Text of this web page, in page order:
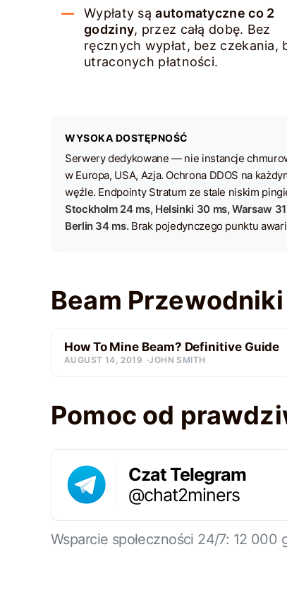
Wypłaty sąautomatyczne co 2
godziny, przez całą dobę. Bez
ręcznych wypłat, bez czekania,
utraconych płatności.
WYSOKA DOSTĘPNOŚĆ
Serwery dedykowane — nie instancje
w Europa, USA, Azja. Ochrona DDOS na
węźle. Endpointy Stratum ze stale niskim
Stockholm 24 ms, Helsinki 30 ms, Warsaw
Berlin 34 ms.Brak pojedynczego punktu
Beam
How To Mine Beam? Definitive Guide
AUGUST 14, 2019 JOHN SMITH
Pomoc od
Czat Telegram
@chat2miners
Wsparcie społeczności 24/7: 12 000